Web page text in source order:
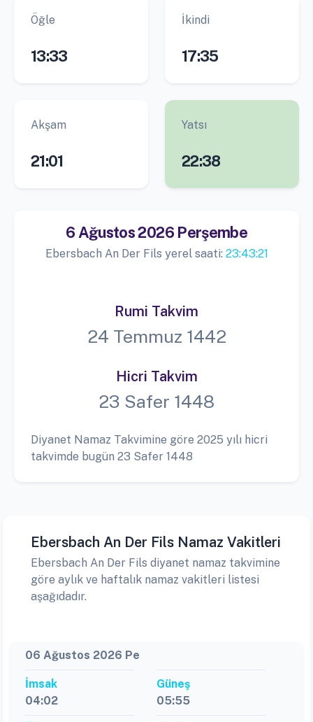
Öğle
13:33
İkindi
17:35
Akşam
21:01
Yatsı
22:38
6 Ağustos 2026 Perşembe
Ebersbach An Der Fils yerel saati: 23:43:22
Rumi Takvim
24 Temmuz 1442
Hicri Takvim
23 Safer 1448
Diyanet Namaz Takvimine göre 2025 yılı hicri
takvimde bugün 23 Safer 1448
Ebersbach An Der Fils Namaz Vakitleri
Ebersbach An Der Fils diyanet namaz takvimine
göre aylık ve haftalık namaz vakitleri listesi
aşağıdadır.
06 Ağustos 2026 Pe
İmsak
04:02
Güneş
05:55